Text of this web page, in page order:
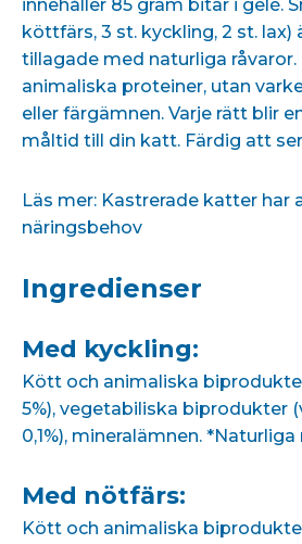
innehåller 85 gram bitar i gelé.
köttfärs, 3 st. kyckling, 2 st. lax)
tillagade med naturliga råvaror.
animaliska proteiner, utan
eller färgämnen. Varje rätt blir
måltid till din katt. Färdig att
Läs mer: Kastrerade katter har
näringsbehov
Ingredienser
Med kyckling:
Kött och animaliska
5%), vegetabiliska biprodukter
0,1%), mineralämnen. *Naturliga
Med nötfärs:
Kött och animaliska